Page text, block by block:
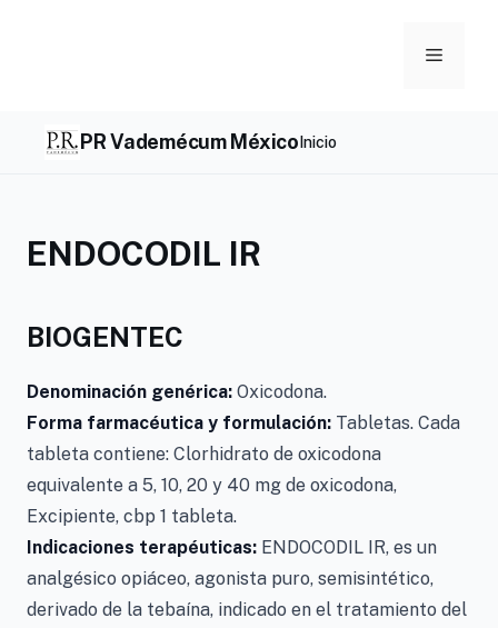
Menu
PR Vademécum MéxicoInicio
ENDOCODIL IR
BIOGENTEC
Denominación genérica: Oxicodona.
Forma farmacéutica y formulación: Tabletas. Cada
tableta contiene: Clorhidrato de oxicodona
equivalente a 5, 10, 20 y 40 mg de oxicodona,
Excipiente, cbp 1 tableta.
Indicaciones terapéuticas: ENDOCODIL IR, es un
analgésico opiáceo, agonista puro, semisintético,
derivado de la tebaína, indicado en el tratamiento del